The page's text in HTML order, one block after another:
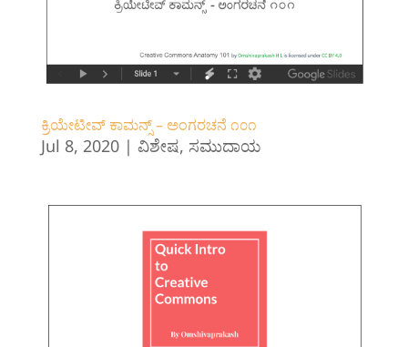
ಕ್ರಿಯೇಟೀವ್ ಕಾಮನ್ಸ್ – ಅಂಗರಚನೆ ೧೦೧
Jul 8, 2020| ವಿಶೇಷ, ಸಮುದಾಯ